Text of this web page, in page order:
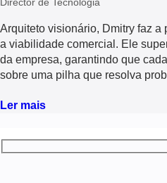
Arquiteto visionário, Dmitry faz a
a viabilidade comercial. Ele
da empresa, garantindo que
sobre uma pilha que resolva
Ler mais